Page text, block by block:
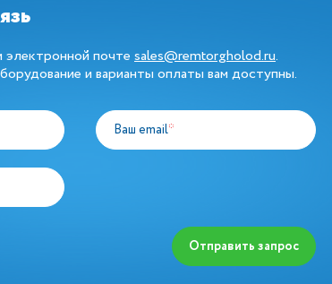
электронной почте sales@remtorgholod.ru.
и варианты оплаты вам доступны.
Ваш email*
Отправить запрос